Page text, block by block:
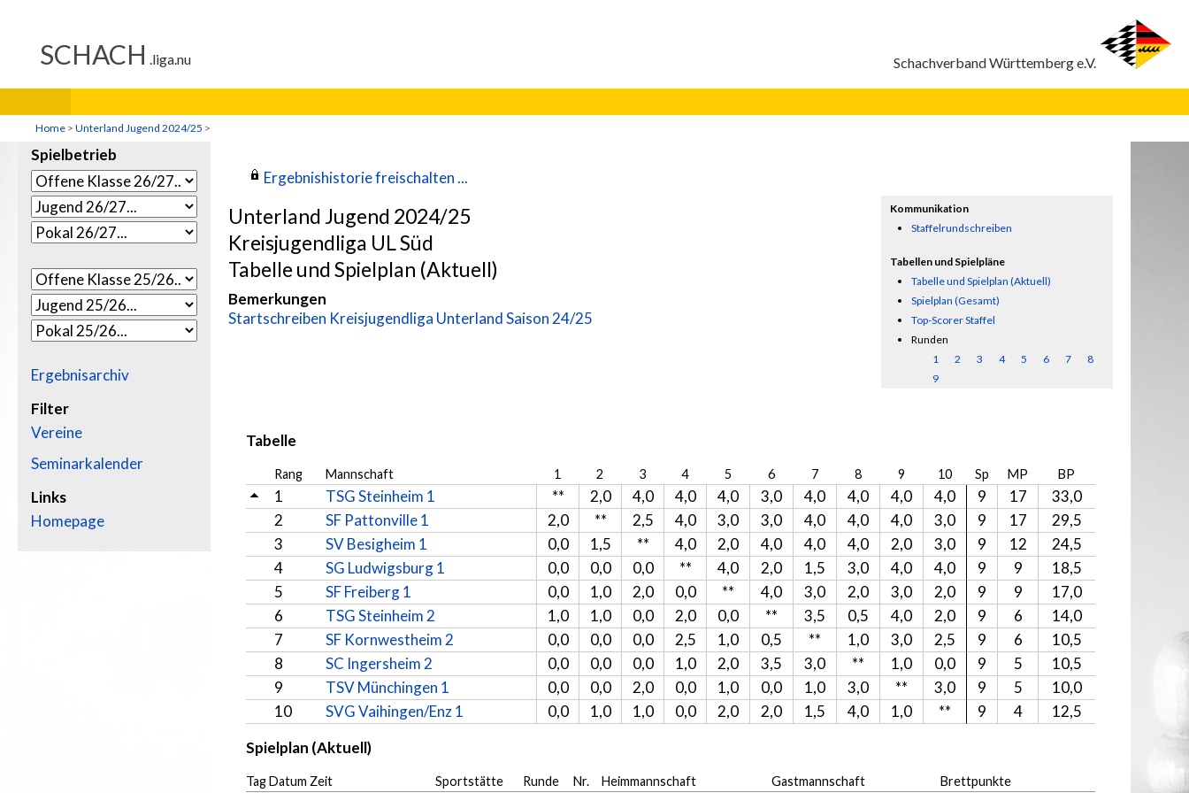
Home > Unterland Jugend 2024/25 >
Spielbetrieb
Ergebnisarchiv
Filter
Vereine
Seminarkalender
Links
Homepage
Ergebnishistorie freischalten ...
Unterland Jugend 2024/25
Kreisjugendliga UL Süd
Tabelle und Spielplan (Aktuell)
Bemerkungen
Startschreiben Kreisjugendliga Unterland Saison 24/25
Kommunikation
Staffelrundschreiben
Tabellen und Spielpläne
Tabelle und Spielplan (Aktuell)
Spielplan (Gesamt)
Top-Scorer Staffel
Runden
1
2 3 4 5 6 7
8
9
Tabelle
Rang Mannschaft 1 2 3 4 5 6 7 8 9 10 Sp MP BP
1 TSG Steinheim 1 ** 2,0 4,0 4,0 4,0 3,0 4,0 4,0 4,0 4,0 9 17
33,0
2
SF Pattonville 1 2,0 ** 2,5 4,0 3,0 3,0 4,0 4,0 4,0 3,0 9 17
29,5
3
SV Besigheim 1 0,0 1,5 ** 4,0 2,0 4,0 4,0 4,0 2,0 3,0 9 12
24,5
4
SG Ludwigsburg 1 0,0 0,0 0,0 ** 4,0 2,0 1,5 3,0 4,0 4,0 9 9
18,5
5
SF Freiberg 1 0,0 1,0 2,0 0,0 ** 4,0 3,0 2,0 3,0 2,0 9 9
17,0
6
TSG Steinheim 2 1,0 1,0 0,0 2,0 0,0 ** 3,5 0,5 4,0 2,0 9 6
14,0
7
SF Kornwestheim 2 0,0 0,0 0,0 2,5 1,0 0,5 ** 1,0 3,0 2,5 9 6
10,5
8
SC Ingersheim 2 0,0 0,0 0,0 1,0 2,0 3,5 3,0 ** 1,0 0,0 9 5
10,5
9
TSV Münchingen 1 0,0 0,0 2,0 0,0 1,0 0,0 1,0 3,0 ** 3,0 9 5
10,0
10
SVG Vaihingen/Enz 1 0,0 1,0 1,0 0,0 2,0 2,0 1,5 4,0 1,0 ** 9 4
12,5
Spielplan (Aktuell)
Tag Datum Zeit Sportstätte Runde Nr. Heimmannschaft Gastmannschaft Brettpunkte